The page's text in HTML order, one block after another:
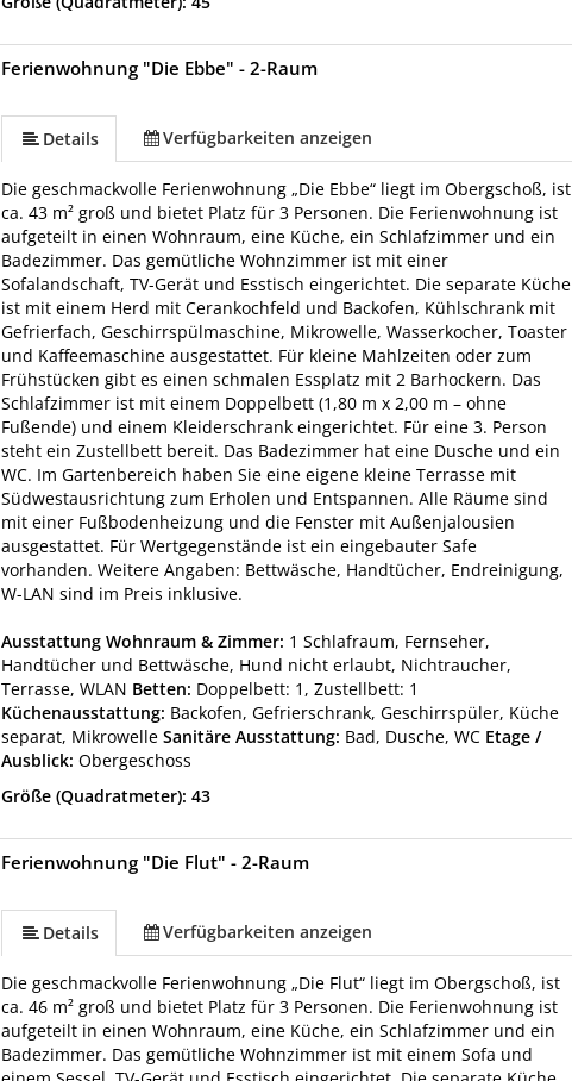
Ferienwohnung "Die Ebbe" - 2-Raum
Details Verfügbarkeiten anzeigen
Die geschmackvolle Ferienwohnung „Die Ebbe“ liegt im Obergschoß, ist
ca. 43 m² groß und bietet Platz für 3 Personen. Die Ferienwohnung ist
aufgeteilt in einen Wohnraum, eine Küche, ein Schlafzimmer und ein
Badezimmer. Das gemütliche Wohnzimmer ist mit einer
Sofalandschaft, TV-Gerät und Esstisch eingerichtet. Die separate Küche
ist mit einem Herd mit Cerankochfeld und Backofen, Kühlschrank mit
Gefrierfach, Geschirrspülmaschine, Mikrowelle, Wasserkocher, Toaster
und Kaffeemaschine ausgestattet. Für kleine Mahlzeiten oder zum
Frühstücken gibt es einen schmalen Essplatz mit 2 Barhockern. Das
Schlafzimmer ist mit einem Doppelbett (1,80 m x 2,00 m – ohne
Fußende) und einem Kleiderschrank eingerichtet. Für eine 3. Person
steht ein Zustellbett bereit. Das Badezimmer hat eine Dusche und ein
WC. Im Gartenbereich haben Sie eine eigene kleine Terrasse mit
Südwestausrichtung zum Erholen und Entspannen. Alle Räume sind
mit einer Fußbodenheizung und die Fenster mit Außenjalousien
ausgestattet. Für Wertgegenstände ist ein eingebauter Safe
vorhanden. Weitere Angaben: Bettwäsche, Handtücher, Endreinigung,
W-LAN sind im Preis inklusive.
Ausstattung Wohnraum & Zimmer: 1 Schlafraum, Fernseher,
Handtücher und Bettwäsche, Hund nicht erlaubt, Nichtraucher,
Terrasse, WLAN Betten: Doppelbett: 1, Zustellbett: 1
Küchenausstattung: Backofen, Gefrierschrank, Geschirrspüler, Küche
separat, Mikrowelle Sanitäre Ausstattung: Bad, Dusche, WC Etage /
Ausblick:Obergeschoss
Größe (Quadratmeter): 43
Ferienwohnung "Die Flut" - 2-Raum
Details Verfügbarkeiten anzeigen
Die geschmackvolle Ferienwohnung „Die Flut“ liegt im Obergschoß, ist
ca. 46 m² groß und bietet Platz für 3 Personen. Die Ferienwohnung ist
aufgeteilt in einen Wohnraum, eine Küche, ein Schlafzimmer und ein
Badezimmer. Das gemütliche Wohnzimmer ist mit einem Sofa und